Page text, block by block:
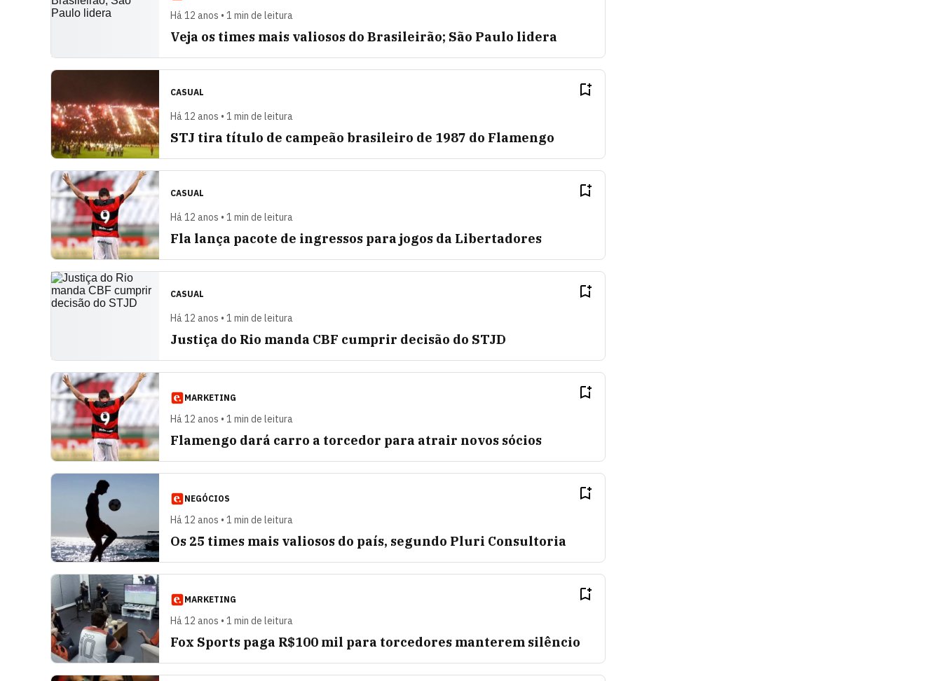
Há 12 anos • 1 min de leitura
Veja os times mais valiosos do Brasileirão; São Paulo lidera
CASUAL
Há 12 anos • 1 min de leitura
STJ tira título de campeão brasileiro de 1987 do Flamengo
CASUAL
Há 12 anos • 1 min de leitura
Fla lança pacote de ingressos para jogos da Libertadores
CASUAL
Há 12 anos • 1 min de leitura
Justiça do Rio manda CBF cumprir decisão do STJD
MARKETING
Há 12 anos • 1 min de leitura
Flamengo dará carro a torcedor para atrair novos sócios
NEGÓCIOS
Há 12 anos • 1 min de leitura
Os 25 times mais valiosos do país, segundo Pluri Consultoria
MARKETING
Há 12 anos • 1 min de leitura
Fox Sports paga R$100 mil para torcedores manterem silêncio